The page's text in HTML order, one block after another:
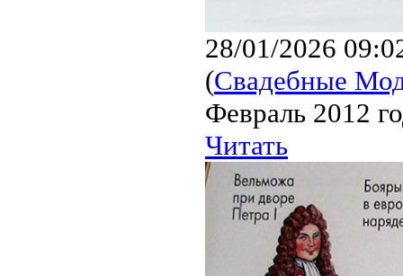
28/01/2026
(Свадебные
Февраль 2012
Читать